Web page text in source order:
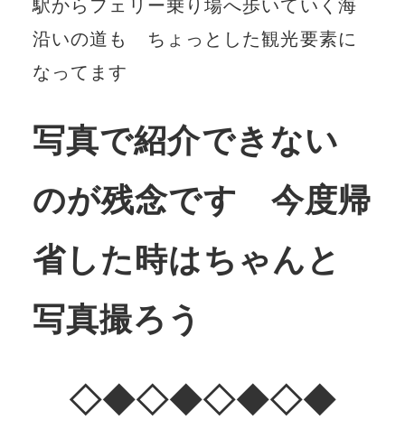
駅からフェリー乗り場へ歩いていく海
沿いの道も ちょっとした観光要素に
なってます
写真で紹介できない
のが残念です 今度帰
省した時はちゃんと
写真撮ろう
◇◆◇◆◇◆◇◆